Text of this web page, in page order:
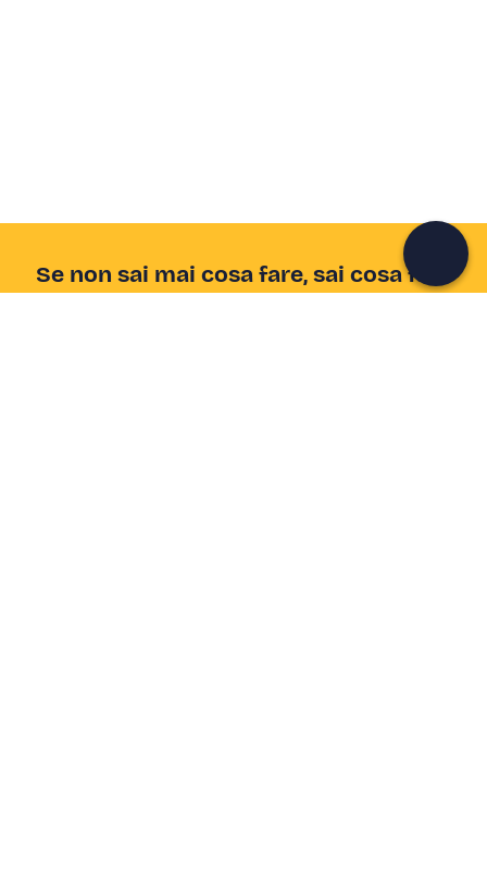
Se non sai mai cosa fare, sai cosa fare